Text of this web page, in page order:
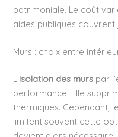
patrimoniale. Le coût
aides publiques couvrent
Murs : choix entre
L’isolation des murs par
performance. Elle
thermiques. Cependant,
limitent souvent cette